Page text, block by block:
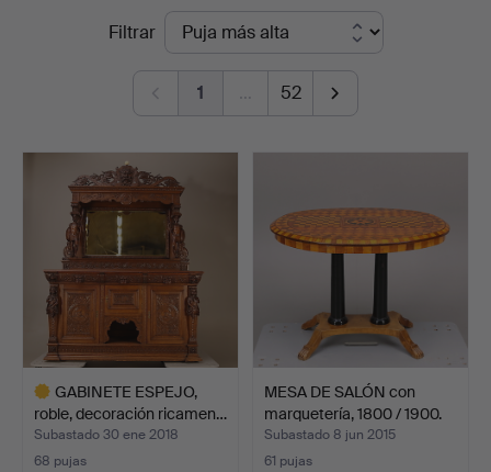
Filtrar
1 … 52
GABINETE ESPEJO,
roble, decoración ricamen…
Subastado 30 ene 2018
68 pujas
MESA DE SALÓN con
marquetería, 1800 / 1900.
Subastado 8 jun 2015
61 pujas